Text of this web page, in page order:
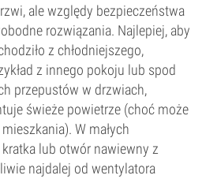
ale względy bezpieczeństwa
rozwiązania. Najlepiej, aby
z chłodniejszego,
z innego pokoju lub spod
przepustów w drzwiach,
świeże powietrze (choć może
W małych
lub otwór nawiewny z
najdalej od wentylatora